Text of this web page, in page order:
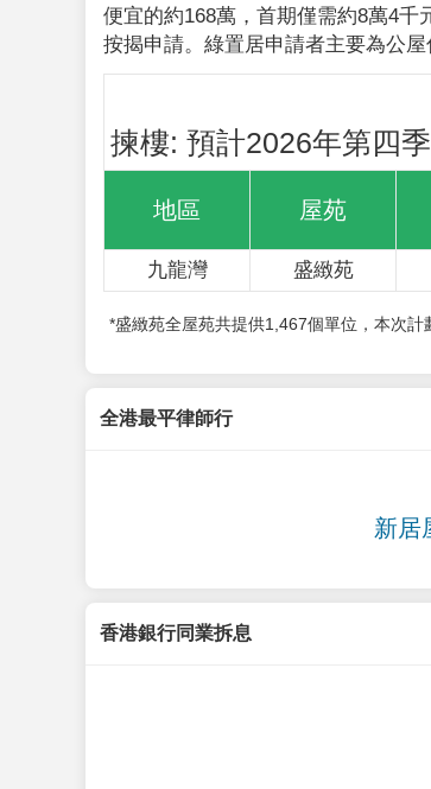
便宜的約168萬，首期僅需約8萬4千
按揭申請。綠置居申請者主要為公
揀樓: 預計2026年第四季
地區 屋苑
九龍灣 盛緻苑
*盛緻苑全屋苑共提供1,467個單位，本次
全港最平律師行
新居
香港銀行同業拆息